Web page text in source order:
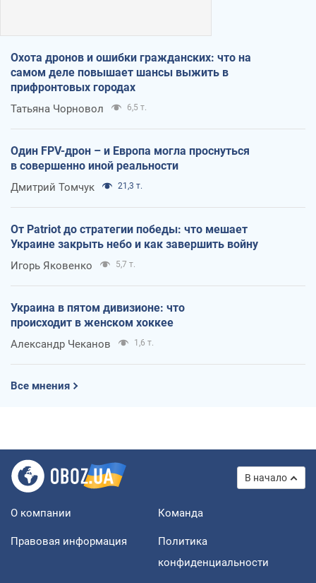
Охота дронов и ошибки гражданских: что на
самом деле повышает шансы выжить в
прифронтовых городах
Татьяна Чорновол 6,5 т.
Один FPV-дрон – и Европа могла проснуться
в совершенно иной реальности
Дмитрий Томчук 21,3 т.
От Patriot до стратегии победы: что мешает
Украине закрыть небо и как завершить войну
Игорь Яковенко 5,7 т.
Украина в пятом дивизионе: что
происходит в женском хоккее
Александр Чеканов 1,6 т.
Все мнения
В начало
О компании Команда
Правовая информация
Политика
конфиденциальности